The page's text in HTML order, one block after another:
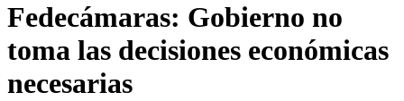
Fedecámaras: Gobierno no
toma las decisiones económicas
necesarias